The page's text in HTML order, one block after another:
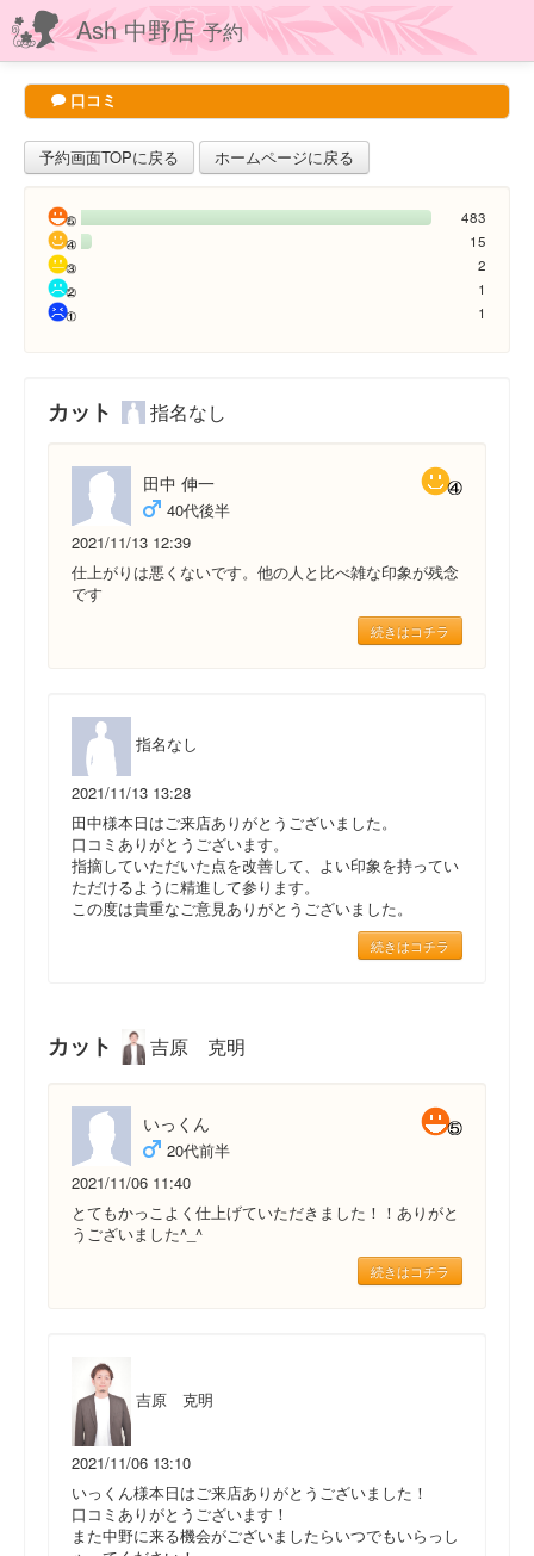
Ash 中野店予約
口コミ
予約画面TOPに戻る ホームページに戻る
483
15
2
1
1
カット 指名なし
田中 伸一
40代後半
2021/11/13 12:39
仕上がりは悪くないです。他の人と比べ雑な印象が残念
です
続きはコチラ
指名なし
2021/11/13 13:28
田中様本日はご来店ありがとうございました。
口コミありがとうございます。
指摘していただいた点を改善して、よい印象を持ってい
ただけるように精進して参ります。
この度は貴重なご意見ありがとうございました。
続きはコチラ
カット 吉原 克明
いっくん
20代前半
2021/11/06 11:40
とてもかっこよく仕上げていただきました！！ありがと
うございました^_^
続きはコチラ
吉原 克明
2021/11/06 13:10
いっくん様本日はご来店ありがとうございました！
口コミありがとうございます！
また中野に来る機会がございましたらいつでもいらっし